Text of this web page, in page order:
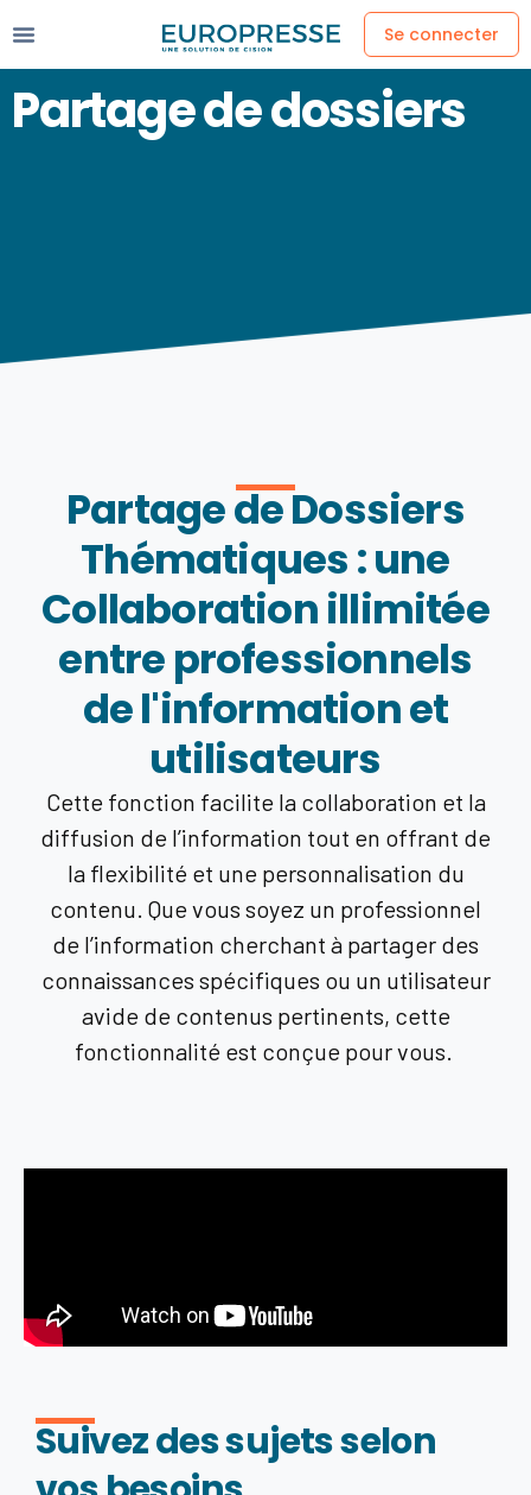
Se connecter
Partage de dossiers
Partage de Dossiers
Thématiques : une
Collaboration illimitée
entre professionnels
de l'information et
utilisateurs
Cette fonction facilite la collaboration et la
diffusion de l’information tout en offrant de
la flexibilité et une personnalisation du
contenu. Que vous soyez un professionnel
de l’information cherchant à partager des
connaissances spécifiques ou un utilisateur
avide de contenus pertinents, cette
fonctionnalité est conçue pour vous.
Suivez des sujets selon